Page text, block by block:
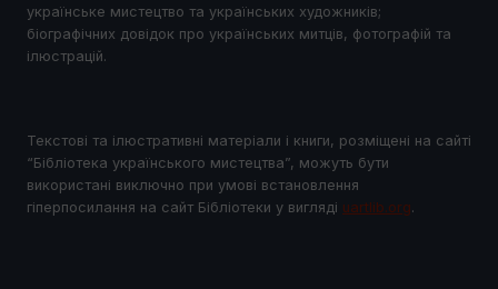
українське мистецтво та українських художників;
біографічних довідок про українських митців, фотографій та
ілюстрацій.
Текстові та ілюстративні матеріали і книги, розміщені на сайті
“Бібліотека українського мистецтва”, можуть бути
використані виключно при умові встановлення
гіперпосилання на сайт Бібліотеки у виглядi uartlib.org.